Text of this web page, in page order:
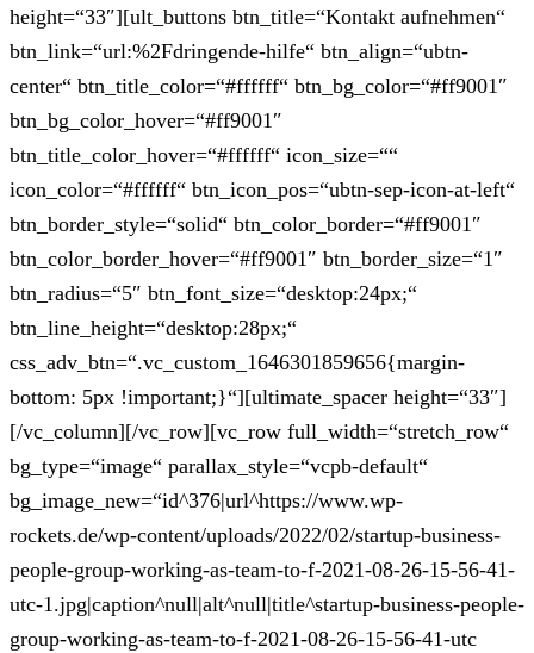
height=“33″][ult_buttons btn_title=“Kontakt aufnehmen“
btn_link=“url:%2Fdringende-hilfe“ btn_align=“ubtn-
center“ btn_title_color=“#ffffff“ btn_bg_color=“#ff9001″
btn_bg_color_hover=“#ff9001″
btn_title_color_hover=“#ffffff“ icon_size=““
icon_color=“#ffffff“ btn_icon_pos=“ubtn-sep-icon-at-left“
btn_border_style=“solid“ btn_color_border=“#ff9001″
btn_color_border_hover=“#ff9001″ btn_border_size=“1″
btn_radius=“5″ btn_font_size=“desktop:24px;“
btn_line_height=“desktop:28px;“
css_adv_btn=“.vc_custom_1646301859656{margin-
bottom: 5px !important;}“][ultimate_spacer height=“33″]
[/vc_column][/vc_row][vc_row full_width=“stretch_row“
bg_type=“image“ parallax_style=“vcpb-default“
bg_image_new=“id^376|url^https://www.wp-
rockets.de/wp-content/uploads/2022/02/startup-business-
people-group-working-as-team-to-f-2021-08-26-15-56-41-
utc-1.jpg|caption^null|alt^null|title^startup-business-people-
group-working-as-team-to-f-2021-08-26-15-56-41-utc